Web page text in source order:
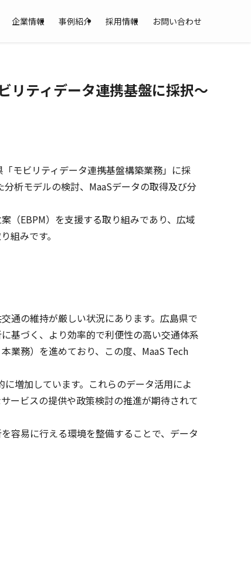
企業情報 事例紹介 採用情報 お問い合わせ
リティデータ連携基盤に採択〜
モビリティデータ連携基盤構築業務」に採
析モデルの検討、MaaSデータの取得及び分
（EBPM）を支援する取り組みであり、広域
組みです。
通の維持が厳しい状況にあります。広島県で
基づく、より効率的で利便性の高い交通体系
業務）を進めており、この度、MaaS Tech
増加しています。これらのデータ活用によ
ービスの提供や政策検討の推進が期待されて
容易に行える環境を整備することで、データ